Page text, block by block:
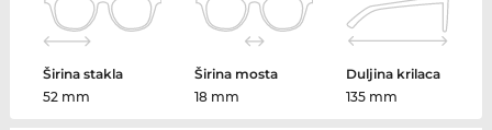
Širina stakla
52 mm
Širina mosta
18 mm
Duljina krilaca
135 mm